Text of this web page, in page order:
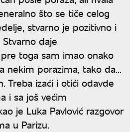
što se tiče celog
stvarno je pozitivno i
daje
toga sam imao onako
nekim porazima, tako da...
Treba izaći i otići odavde
i sa još većim
je Luka Pavlović razgovor
u Parizu.